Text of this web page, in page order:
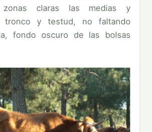
zonas claras las medias y
tronco y testud, no faltando
fondo oscuro de las bolsas